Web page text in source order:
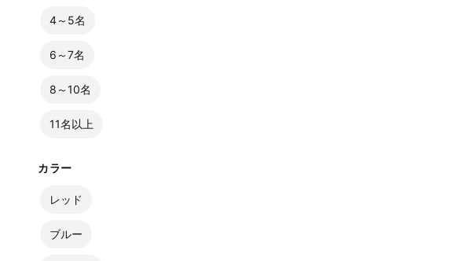
4～5名
6～7名
8～10名
11名以上
カラー
レッド
ブルー